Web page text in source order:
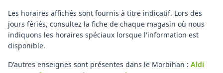
Les horaires affichés sont fournis à titre indicatif. Lors des
jours fériés, consultez la fiche de chaque magasin où nous
indiquons les horaires spéciaux lorsque l'information est
disponible.
D'autres enseignes sont présentes dans le Morbihan : Aldi